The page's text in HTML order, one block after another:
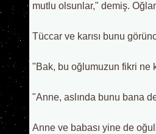
mutlu olsunlar," demiş.
Tüccar ve karısı bunu
"Bak, bu oğlumuzun fikri ne
"Anne, aslında bunu bana
Anne ve babası yine de